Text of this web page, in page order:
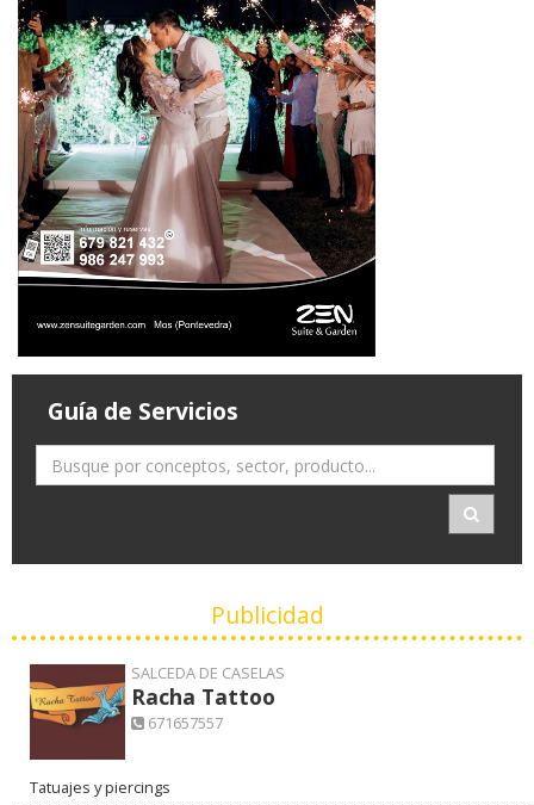
Guía de Servicios
Publicidad
SALCEDA DE CASELAS
Racha Tattoo
671657557
Tatuajes y piercings